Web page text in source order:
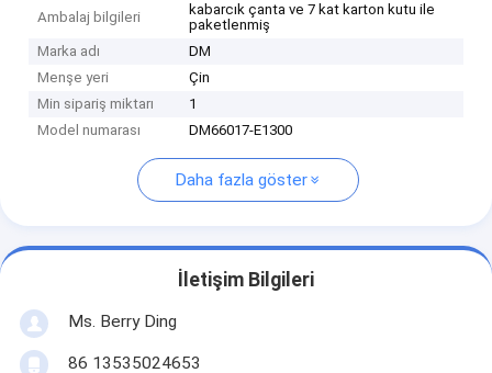
Ambalaj bilgileri
kabarcık çanta ve 7 kat karton kutu ile
paketlenmiş
Marka adı
DM
Menşe yeri
Çin
Min sipariş miktarı
1
Model numarası
DM66017-E1300
Daha fazla göster
İletişim Bilgileri
Ms. Berry Ding
86 13535024653